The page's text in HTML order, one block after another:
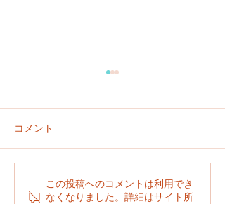
平面図を紹介します
コメント
この投稿へのコメントは利用でき
なくなりました。詳細はサイト所